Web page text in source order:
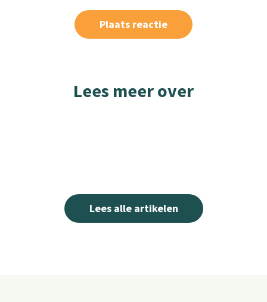
Lees meer over
Lees alle artikelen